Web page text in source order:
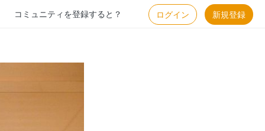
コミュニティを登録すると？ ログイン 新規登録